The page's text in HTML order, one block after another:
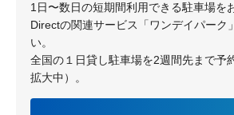
1日〜数日の短期間利用できる駐車場を
Directの関連サービス「ワンデイパーク
い。
全国の１日貸し駐車場を2週間先まで予
拡大中）。